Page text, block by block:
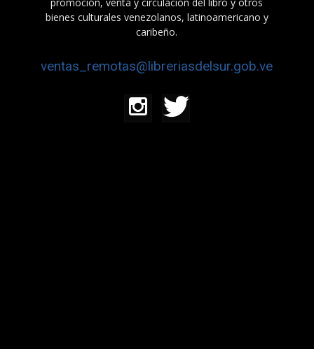
bienes culturales venezolanos, latinoamericano y
caribeño.
ventas_remotas@libreriasdelsur.gob.ve